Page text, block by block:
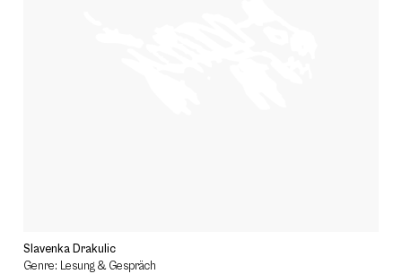
Slavenka Drakulic
Genre: Lesung & Gespräch